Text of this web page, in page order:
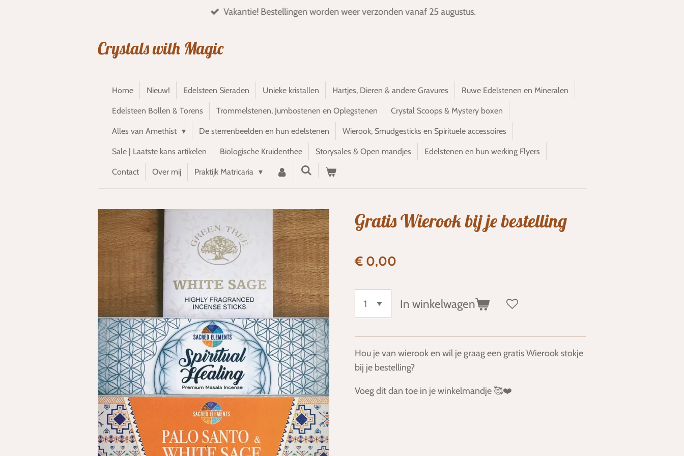
Vakantie! Bestellingen worden weer verzonden vanaf 25 augustus.
Crystals with Magic
Home Nieuw! Edelsteen Sieraden Unieke kristallen Hartjes, Dieren & andere Gravures Ruwe Edelstenen en Mineralen
Edelsteen Bollen & Torens Trommelstenen, Jumbostenen en Oplegstenen Crystal Scoops & Mystery boxen
Alles van Amethist De sterrenbeelden en hun edelstenen Wierook, Smudgesticks en Spirituele accessoires
Sale | Laatste kans artikelen Biologische Kruidenthee Storysales & Open mandjes Edelstenen en hun werking Flyers
Contact Over mij Praktijk Matricaria
Gratis Wierook bij je bestelling
€ 0,00
In winkelwagen
Hou je van wierook en wil je graag een gratis Wierook stokje
bij je bestelling?
Voeg dit dan toe in je winkelmandje 🥰❤️